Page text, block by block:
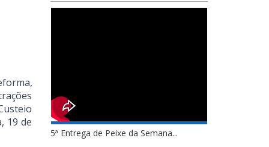
19 de
5ª Entrega de Peixe da Semana...